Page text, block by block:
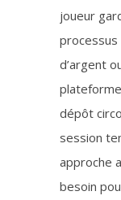
joueur
d’argent
dépôt
session
approche
besoin